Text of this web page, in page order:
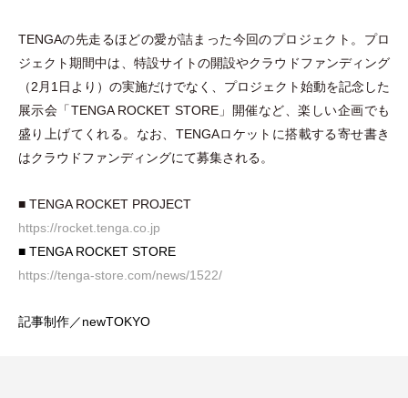
TENGAの先走るほどの愛が詰まった今回のプロジェクト。プロ
ジェクト期間中は、特設サイトの開設やクラウドファンディング
（2月1日より ） の実施だけでなく、プロジェクト始動を記念した
展示会 「TENGA ROCKET STORE」 開催など、楽しい企画でも
盛り上げてくれる。なお、TENGAロケットに搭載する寄せ書き
はクラウドファンディングにて募集される。
■ TENGA ROCKET PROJECT
https://rocket.tenga.co.jp
■ TENGA ROCKET STORE
https://tenga-store.com/news/1522/
記事制作／newTOKYO